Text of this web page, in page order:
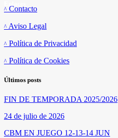
Contacto
Aviso Legal
Política de Privacidad
Política de Cookies
Últimos posts
FIN DE TEMPORADA 2025/2026
24 de julio de 2026
CBM EN JUEGO 12-13-14 JUN